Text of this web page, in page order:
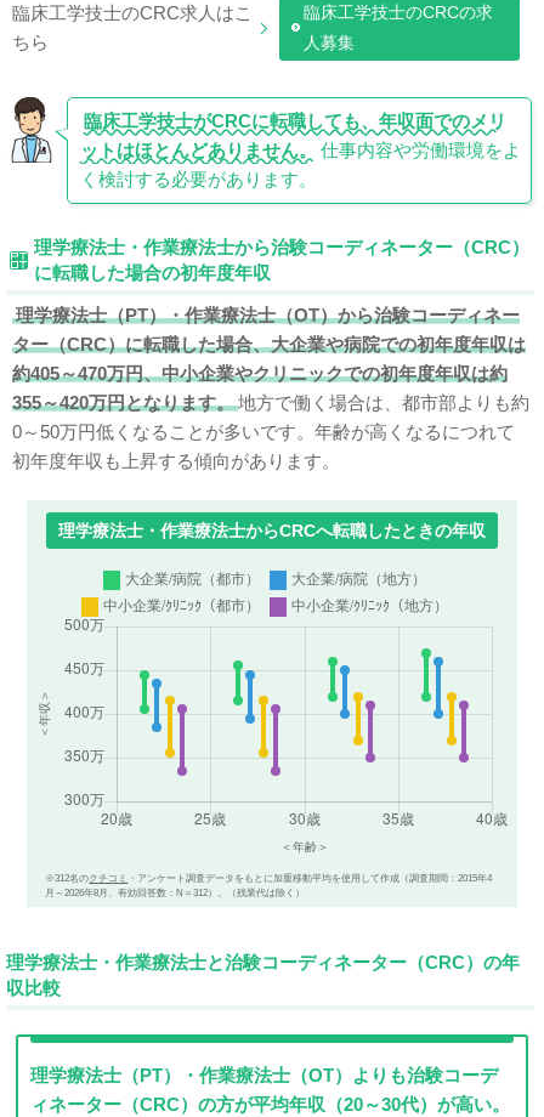
臨床工学技士のCRC求人はこ
ちら
臨床工学技士のCRCの求
人募集
臨床工学技士がCRCに転職しても、年収面でのメリ
ットはほとんどありません。
仕事内容や労働環境をよ
く検討する必要があります。
理学療法士・作業療法士から治験コーディネーター（CRC）
に転職した場合の初年度年収
理学療法士（PT）・作業療法士（OT）から治験コーディネー
ター（CRC）に転職した場合、大企業や病院での初年度年収は
約405～470万円、中小企業やクリニックでの初年度年収は約
355～420万円となります。地方で働く場合は、都市部よりも約
0～50万円低くなることが多いです。年齢が高くなるにつれて
初年度年収も上昇する傾向があります。
理学療法士・作業療法士からCRCへ転職したときの年収
※312名のクチコミ ・アンケート調査データをもとに加重移動平均を使用して作成（調査期間：2015年4
月～2026年8月、有効回答数：N＝312）。（残業代は除く）
理学療法士・作業療法士と治験コーディネーター（CRC）の年
収比較
理学療法士（PT）・作業療法士（OT）よりも治験コーデ
ィネーター（CRC）の方が平均年収（20～30代）が高い。